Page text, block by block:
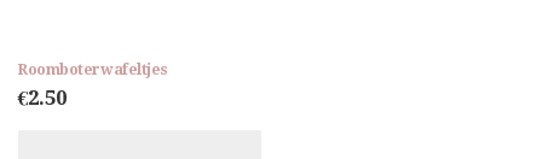
Roomboterwafeltjes
€2.50